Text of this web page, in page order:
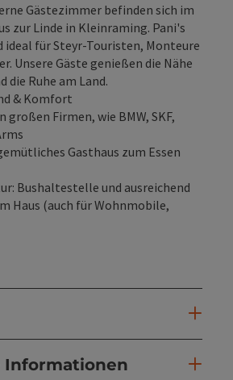
Gästezimmer befinden sich im
zur Linde in Kleinraming. Pani's
ideal für Steyr-Touristen, Monteure
Unsere Gäste genießen die Nähe
die Ruhe am Land.
& Komfort
großen Firmen, wie BMW, SKF,
Gasthaus zum Essen
Bushaltestelle und ausreichend
Haus (auch für Wohnmobile,
Informationen